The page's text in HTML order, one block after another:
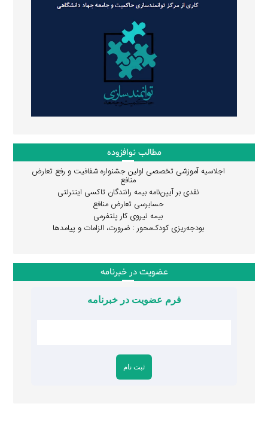
مطالب نوافزوده
اجلاسیه آموزشی تخصصی اولین جشنواره شفافیت و رفع تعارض
منافع
نقدی بر آیین‌نامه بیمه رانندگان تاکسی اینترنتی
حسابرسی تعارض منافع
بیمه نیروی کار پلتفرمی
بودجه‌ریزی کودک‌محور : ضرورت، الزامات و پیامدها
عضویت در خبرنامه
فرم عضویت در خبرنامه